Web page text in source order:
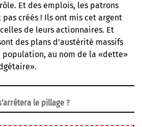
Et des emplois, les patrons
créés ! Ils ont mis cet argent
de leurs actionnaires. Et
des plans d’austérité massifs
population, au nom de la «dette»
le pillage ?